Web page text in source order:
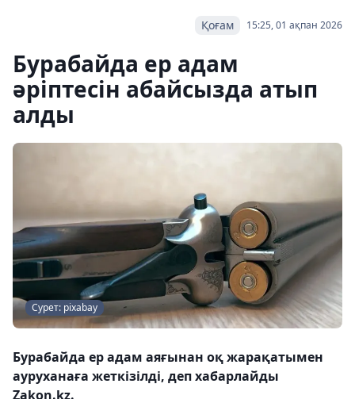
15:25, 01 ақпан 2026
Қоғам
Бурабайда ер адам
әріптесін абайсызда атып
алды
Сурет: pixabay
Бурабайда ер адам аяғынан оқ жарақатымен
ауруханаға жеткізілді, деп хабарлайды
Zakon.kz.